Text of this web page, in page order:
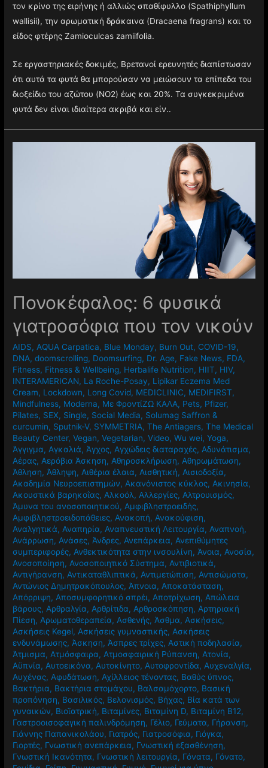
τον κρίνο της ειρήνης ή αλλιώς σπαθίφυλλο (Spathiphyllum
wallisii), την αρωματική δράκαινα (Dracaena fragrans) και το
είδος φτέρης Zamioculcas zamiifolia.
Σε εργαστηριακές δοκιμές, Βρετανοί ερευνητές διαπίστωσαν
ότι αυτά τα φυτά θα μπορούσαν να μειώσουν τα επίπεδα του
διοξείδιο του αζώτου (NO2) έως και 20%. Τα συγκεκριμένα
φυτά δεν είναι ιδιαίτερα ακριβά και είν..
Πονοκέφαλος: 6 φυσικά
γιατροσόφια που τον νικούν
AIDS, AQUA Carpatica, Blue Monday, Burn Out, COVID-19,
DNA,doomscrolling, Doomsurfing, Dr. Age, Fake News, FDA,
Fitness, Fitness & Wellbeing, Herbalife Nutrition, HIIT, HIV,
INTERAMERICAN, La Roche-Posay, Lipikar Eczema Med
Cream, Lockdown, Long Covid, MEDICLINIC, MEDIFIRST,
Mindfulness, Moderna, Mε ΦροντίΖΩ ΚΑΛΑ, Pets, Pfizer,
Pilates, SEX, Single, Social Media, Solumag Saffron &
curcumin, Sputnik-V, SYMMETRIA,The Antiagers,The Medical
Beauty Center,Vegan,Vegetarian,Video,Wu wei,Yoga,
Άγγιγμα, Αγκαλιά, Άγχος, Αγχώδεις διαταραχές, Αδυνάτισμα,
Αέρας, Αερόβια Άσκηση, Αθηροσκλήρωση, Αθηρωμάτωση,
Άθληση, Άθληψη, Αιθέρια έλαια, Αισθητική, Αισιοδοξία,
Ακαδημία Νευροεπιστημών, Ακανόνιστος κύκλος, Ακινησία,
Ακουστικά βαρηκοΐας, Αλκοόλ, Αλλεργίες, Αλτρουισμός,
Άμυνα του ανοσοποιητικού, Αμφιβληστροειδής,
Αμφιβληστροειδοπάθειες, Ανακοπή, Ανακούφιση,
Αναλγητικά, Αναπηρία, Αναπνευστική Λειτουργία, Αναπνοή,
Ανάρρωση, Ανάσες, Άνδρες, Ανεπάρκεια, Ανεπιθύμητες
συμπεριφορές, Ανθεκτικότητα στην ινσουλίνη, Άνοια, Ανοσία,
Ανοσοποίηση, Ανοσοποιητικό Σύστημα, Αντιβιοτικά,
Αντιγήρανση, Αντικαταθλιπτικά, Αντιμετώπιση, Αντισώματα,
Αντώνιος Δημητρακόπουλος, Άπνοια, Αποκατάσταση,
Απόρριψη, Αποσυμφορητικό σπρέι, Αποτρίχωση, Απώλεια
βάρους, Αρθραλγία, Αρθρίτιδα, Αρθροσκόπηση, Αρτηριακή
Πίεση, Αρωματοθεραπεία, Ασθενής, Άσθμα, Ασκήσεις,
Ασκήσεις Kegel, Ασκήσεις γυμναστικής, Ασκήσεις
ενδυνάμωσης, Άσκηση, Άσπρες τρίχες, Αστική ποδηλασία,
Άτμισμα, Ατμόσφαιρα, Ατμοσφαιρική Ρύπανση, Ατονία,
Αϋπνία, Αυτοεικόνα, Αυτοκίνητο, Αυτοφροντίδα, Αυχεναλγία,
Αυχένας, Αφυδάτωση, Αχίλλειος τένοντας, Βαθύς ύπνος,
Βακτήρια, Βακτήρια στομάχου, Βαλσαμόχορτο, Βασική
προπόνηση, Βασιλικός, Βελονισμός, Βήχας, Βία κατά των
γυναικών, Βιοϊατρική, Βιταμίνες, Βιταμίνη D, Βιταμίνη Β12,
Γαστροοισοφαγική παλινδρόμηση, Γέλιο, Γεύματα, Γήρανση,
Γιάννης Παπανικολάου, Γιατρός, Γιατροσόφια, Γιόγκα,
Γιορτές, Γνωστική ανεπάρκεια, Γνωστική εξασθένηση,
Γνωστική Ικανότητα, Γνωστική λειτουργία, Γόνατα, Γόνατο,